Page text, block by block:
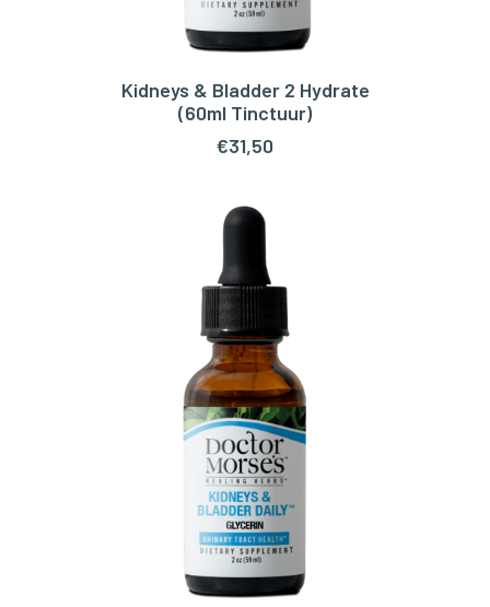
TOEVOEGEN AAN WINKELWAGEN
Kidneys & Bladder 2 Hydrate
(60ml Tinctuur)
€31,50